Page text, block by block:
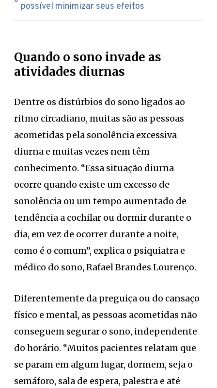
possível minimizar seus efeitos
Quando o sono invade as
atividades diurnas
Dentre os distúrbios do sono ligados ao
ritmo circadiano, muitas são as pessoas
acometidas pela sonolência excessiva
diurna e muitas vezes nem têm
conhecimento. “Essa situação diurna
ocorre quando existe um excesso de
sonolência ou um tempo aumentado de
tendência a cochilar ou dormir durante o
dia, em vez de ocorrer durante a noite,
como é o comum”, explica o psiquiatra e
médico do sono, Rafael Brandes Lourenço.
Diferentemente da preguiça ou do cansaço
físico e mental, as pessoas acometidas não
conseguem segurar o sono, independente
do horário. “Muitos pacientes relatam que
se param em algum lugar, dormem, seja o
semáforo, sala de espera, palestra e até